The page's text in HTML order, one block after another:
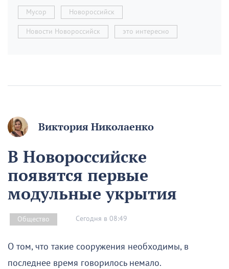
Мусор Новороссийск
Новости Новороссийск это интересно
Виктория Николаенко
В Новороссийске
появятся первые
модульные укрытия
Общество Сегодня в 08:49
О том, что такие сооружения необходимы, в
последнее время говорилось немало.